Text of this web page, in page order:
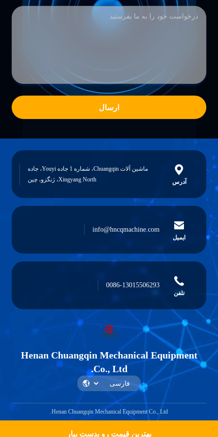
بهترین قیمت رو بدست بیار
ارسال
آدرس
ماشین آلات Chuangqin، شماره 1 جاده Youyi، جاده
Xingyang North، ژنگزو، چین
ایمیل
info@hncqmachine.com
تلفن
0086-13015506293
Henan Chuangqin Mechanical Equipment
Co., Ltd.
Henan Chuangqin Mechanical Equipment Co., Ltd.
Get a Quote